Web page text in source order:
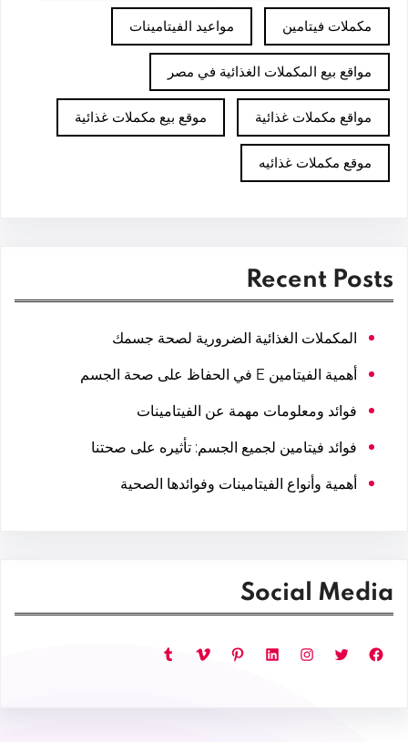
مكملات فيتامين مواعيد الفيتامينات
مواقع بيع المكملات الغذائية في مصر
مواقع مكملات غذائية موقع بيع مكملات غذائية
موقع مكملات غذائيه
Recent Posts
المكملات الغذائية الضرورية لصحة جسمك
أهمية الفيتامين E في الحفاظ على صحة الجسم
فوائد ومعلومات مهمة عن الفيتامينات
فوائد فيتامين لجميع الجسم: تأثيره على صحتنا
أهمية وأنواع الفيتامينات وفوائدها الصحية
Social Media
فيسبوك تويتر إنستجرام لينكد إن بينتريست فيميو تمبلر